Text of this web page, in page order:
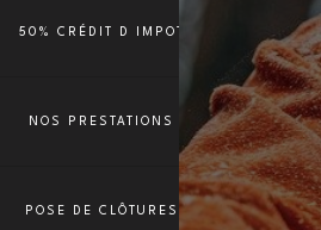
50% CRÉDIT D IMPOT
NOS PRESTATIONS
POSE DE CLÔTURES